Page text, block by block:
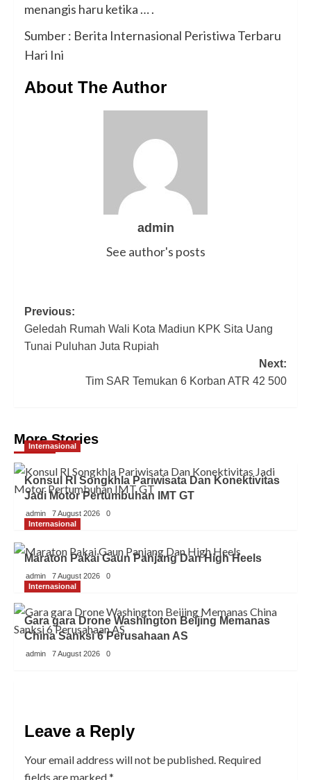
menangis haru ketika … .
Sumber : Berita Internasional Peristiwa Terbaru
Hari Ini
About The Author
admin
See author's posts
Post
navigation
Previous:
Geledah Rumah Wali Kota Madiun KPK Sita Uang
Tunai Puluhan Juta Rupiah
Next:
Tim SAR Temukan 6 Korban ATR 42 500
More Stories
Internasional
Konsul RI Songkhla Pariwisata Dan Konektivitas
Jadi Motor Pertumbuhan IMT GT
admin 7 August 2026
0
Internasional
Maraton Pakai Gaun Panjang Dan High Heels
admin 7 August 2026
0
Internasional
Gara gara Drone Washington Beijing Memanas
China Sanksi 6 Perusahaan AS
admin 7 August 2026 0
Leave a Reply
Your email address will not be published. Required
fields are marked*